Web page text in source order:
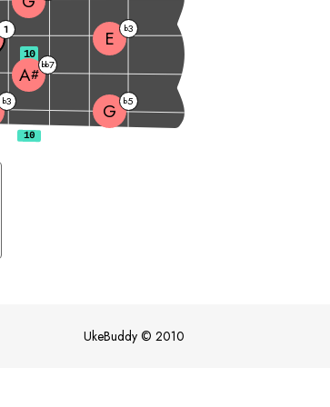
b3 G b5
A#
bb7
1 E b3
10
UkeBuddy © 2010